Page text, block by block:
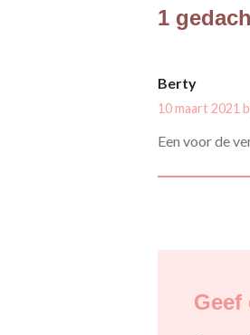
1
Berty
10 maart 2021
Een voor de
Geef